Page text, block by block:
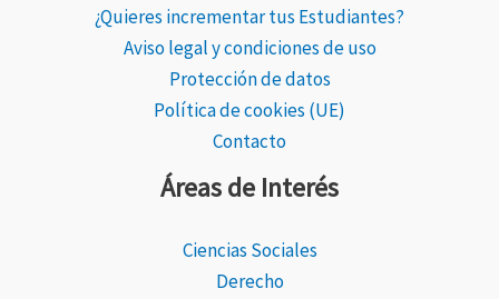
¿Quieres incrementar tus Estudiantes?
Aviso legal y condiciones de uso
Protección de datos
Política de cookies (UE)
Contacto
Áreas de Interés
Ciencias Sociales
Derecho